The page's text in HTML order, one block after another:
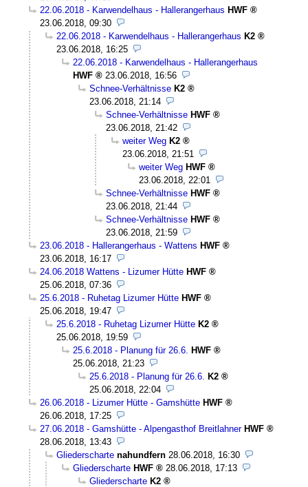
22.06.2018 - Karwendelhaus - Hallerangerhaus HWF
23.06.2018, 09:30
22.06.2018 - Karwendelhaus - Hallerangerhaus K2
23.06.2018, 16:25
22.06.2018 - Karwendelhaus - Hallerangerhaus
HWF
23.06.2018, 16:56
Schnee-Verhältnisse K2
23.06.2018, 21:14
Schnee-Verhältnisse HWF
23.06.2018, 21:42
weiter Weg K2
23.06.2018, 21:51
weiter Weg HWF
23.06.2018, 22:01
Schnee-Verhältnisse HWF
23.06.2018, 21:44
Schnee-Verhältnisse HWF
23.06.2018, 21:59
23.06.2018 - Hallerangerhaus - Wattens HWF
23.06.2018, 16:17
24.06.2018 Wattens - Lizumer Hütte HWF
25.06.2018, 07:36
25.6.2018 - Ruhetag Lizumer Hütte HWF
25.06.2018, 19:47
25.6.2018 - Ruhetag Lizumer Hütte K2
25.06.2018, 19:59
25.6.2018 - Planung für 26.6.
HWF
25.06.2018, 21:23
25.6.2018 - Planung für 26.6.
K2
25.06.2018, 22:04
26.06.2018 - Lizumer Hütte - Gamshütte HWF
26.06.2018, 17:25
27.06.2018 - Gamshütte - Alpengasthof Breitlahner HWF
28.06.2018, 13:43
Gliederscharte nahundfern 28.06.2018, 16:30
Gliederscharte HWF
28.06.2018, 17:13
Gliederscharte K2